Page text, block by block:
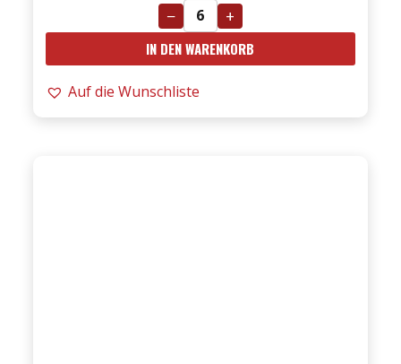
−
Hofstätter
-
DOC
+
IN DEN WARENKORB
Auf die Wunschliste